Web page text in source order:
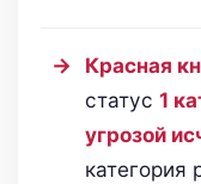
Красная
статус1
угрозой
категория